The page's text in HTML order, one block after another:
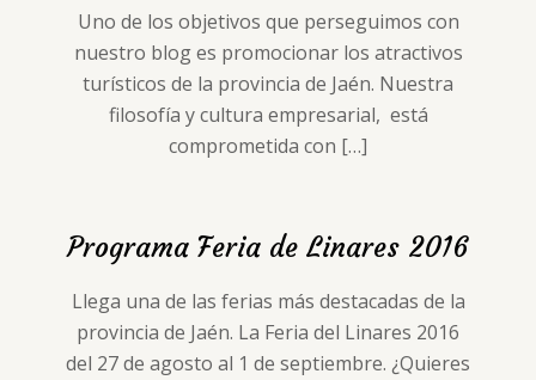
Uno de los objetivos que perseguimos con
nuestro blog es promocionar los atractivos
turísticos de la provincia de Jaén. Nuestra
filosofía y cultura empresarial, está
comprometida con […]
Programa Feria de Linares 2016
Llega una de las ferias más destacadas de la
provincia de Jaén. La Feria del Linares 2016
del 27 de agosto al 1 de septiembre. ¿Quieres